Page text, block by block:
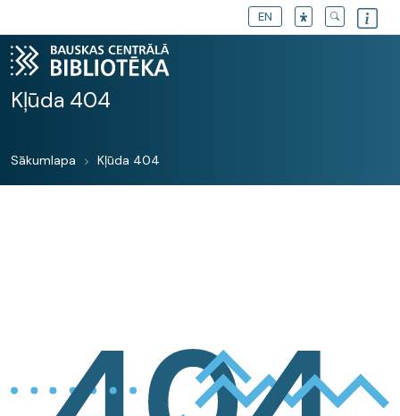
EN
Kļūda 404
Sākumlapa Kļūda 404